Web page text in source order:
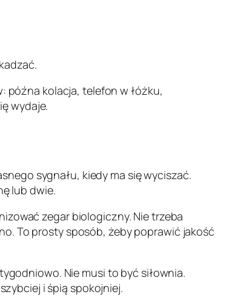
późna kolacja, telefon w łóżku,
wydaje.
sygnału, kiedy ma się wyciszać.
lub dwie.
zegar biologiczny. Nie trzeba
To prosty sposób, żeby poprawić jakość
Nie musi to być siłownia.
i śpią spokojniej.